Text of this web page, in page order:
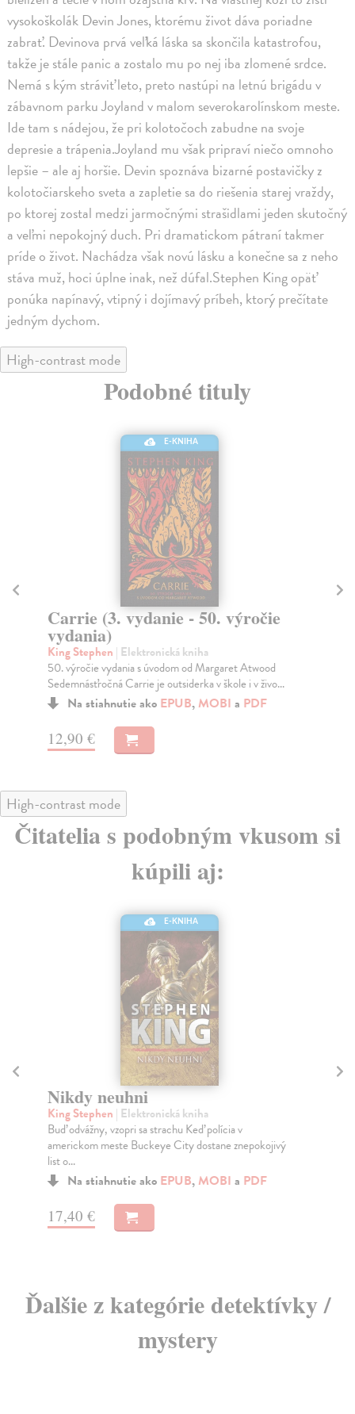
vysokoškolák Devin Jones, ktorému život dáva poriadne
zabrať. Devinova prvá veľká láska sa skončila katastrofou,
takže je stále panic a zostalo mu po nej iba zlomené srdce.
Nemá s kým stráviť leto, preto nastúpi na letnú brigádu v
zábavnom parku Joyland v malom severokarolínskom meste.
Ide tam s nádejou, že pri kolotočoch zabudne na svoje
depresie a trápenia.Joyland mu však pripraví niečo omnoho
lepšie – ale aj horšie. Devin spoznáva bizarné postavičky z
kolotočiarskeho sveta a zapletie sa do riešenia starej vraždy,
po ktorej zostal medzi jarmočnými strašidlami jeden skutočný
a veľmi nepokojný duch. Pri dramatickom pátraní takmer
príde o život. Nachádza však novú lásku a konečne sa z neho
stáva muž, hoci úplne inak, než dúfal.Stephen King opäť
ponúka napínavý, vtipný i dojímavý príbeh, ktorý prečítate
jedným dychom.
High-contrast mode
Podobné tituly
- 50. výročie
kniha
od Margaret Atwood
outsiderka v škole i v živo...
MOBIaPDF
Podpaľačka
Andrew a jeho žena Vicky sa počas
dobrovoľníci zúčastnili na pokusoch,
pod...
Na stiahnutie ako
High-contrast mode
Čitatelia s podobným vkusom si
kúpili aj:
E-KNIHA
Pištoľník
King Stephen | Elektronická kniha
Muž v čiernom unikal cez púšť a pištoľník kráčal v jeho
stopách. Roland Deschain z Gileadu, posledný...
Na stiahnutie ako
Ďalšie z kategórie detektívky /
mystery